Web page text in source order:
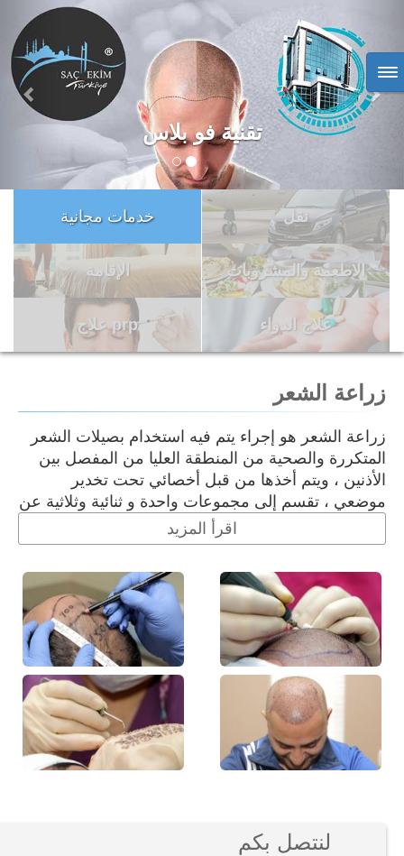
المعالجة في بيئة المشفى
>
خدمات مجانية نقل
الإقامة الاطعمة والمشروبات
prp علاج علاج الدواء
زراعة الشعر
زراعة الشعر هو إجراء يتم فيه استخدام بصيلات الشعر
المتكررة والصحية من المنطقة العليا من المفصل بين
الأذنين ، ويتم أخذها من قبل أخصائي تحت تخدير
موضعي ، تقسم إلى مجموعات واحدة و ثنائية وثلاثية عن
اقرأ المزيد
لنتصل بكم